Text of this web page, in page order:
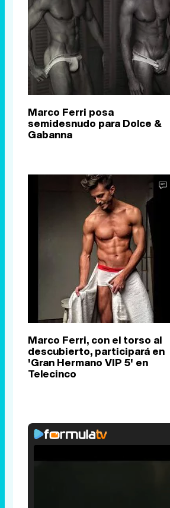
Marco Ferri posa
semidesnudo para Dolce &
Gabanna
Marco Ferri, con el torso al
descubierto, participará en
'Gran Hermano VIP 5' en
Telecinco